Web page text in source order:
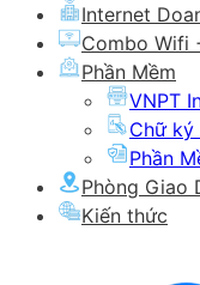
Internet
Combo Wifi
Phần Mềm
VNPT
Chữ ký
Phần
Phòng Giao
Kiến thức